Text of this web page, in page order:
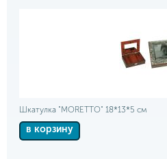
Шкатулка "MORETTO" 18*13*5 см
в корзину